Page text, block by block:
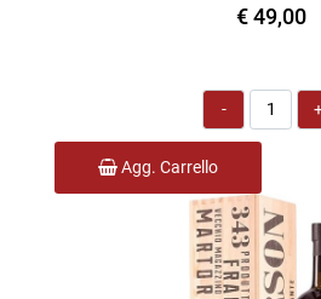
€ 49,00
Quantità
Agg. Carrello